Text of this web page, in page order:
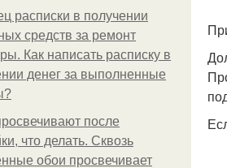
расписки в получении
средств за ремонт
Как написать расписку в
денег за выполненные
после
что делать. Сквозь
обои просвечивает